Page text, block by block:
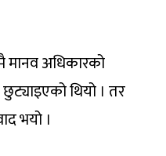
मानव अधिकारको
थियो । तर
भयो ।